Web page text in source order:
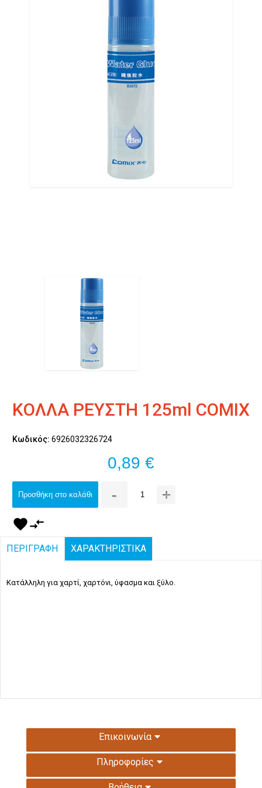
ΚΟΛΛΑ ΡΕΥΣΤΗ 125ml COMIX
Κωδικός: 6926032326724
0,89 €
Προσθήκη στο καλάθι - +
favoritecompare_arrows
ΠΕΡΙΓΡΑΦΗ ΧΑΡΑΚΤΗΡΙΣΤΙΚΑ
Κατάλληλη για χαρτί, χαρτόνι, ύφασμα και ξύλο.
Επικοινωνία
Πληροφορίες